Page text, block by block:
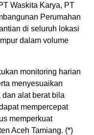
Waskita Karya, PT
Perumahan
di seluruh lokasi
dalam volume
monitoring harian
menyesuaikan
alat berat bila
mempercepat
memperkuat
Aceh Tamiang. (*)